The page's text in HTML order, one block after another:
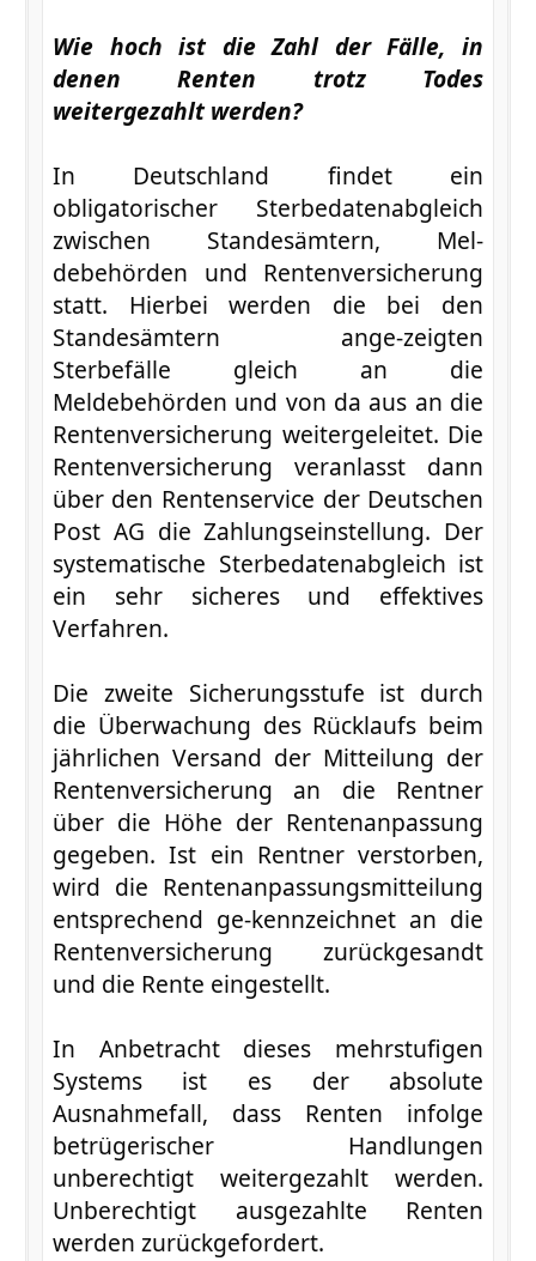
Wie hoch ist die Zahl der Fälle, in
denen Renten trotz Todes
weitergezahlt werden?
In Deutschland findet ein
obligatorischer Sterbedatenabgleich
zwischen Standesämtern, Mel-
debehörden und Rentenversicherung
statt. Hierbei werden die bei den
Standesämtern ange-zeigten
Sterbefälle gleich an die
Meldebehörden und von da aus an die
Rentenversicherung weitergeleitet. Die
Rentenversicherung veranlasst dann
über den Rentenservice der Deutschen
Post AG die Zahlungseinstellung. Der
systematische Sterbedatenabgleich ist
ein sehr sicheres und effektives
Verfahren.
Die zweite Sicherungsstufe ist durch
die Überwachung des Rücklaufs beim
jährlichen Versand der Mitteilung der
Rentenversicherung an die Rentner
über die Höhe der Rentenanpassung
gegeben. Ist ein Rentner verstorben,
wird die Rentenanpassungsmitteilung
entsprechend ge-kennzeichnet an die
Rentenversicherung zurückgesandt
und die Rente eingestellt.
In Anbetracht dieses mehrstufigen
Systems ist es der absolute
Ausnahmefall, dass Renten infolge
betrügerischer Handlungen
unberechtigt weitergezahlt werden.
Unberechtigt ausgezahlte Renten
werden zurückgefordert.